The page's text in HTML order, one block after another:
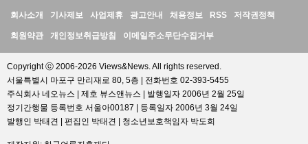
정
보
회사소개 기사제보 사업제휴 광고안내 채용정보 RSS 저작권정책
회원약관 개인정보취급방침 이메일주소무단수집거부
Copyright ⓒ 2006-2026 Views&News. All rights reserved.
서울특별시 마포구 만리재로 80, 5층 | 전화번호 02-393-5455
주식회사 네오뉴스 | 제호 뷰스앤뉴스 | 발행일자 2006년 2월 25일
정기간행물 등록번호 서울아00187 | 등록일자 2006년 3월 24일
발행인 박태견 | 편집인 박태견 | 청소년보호책임자 박도희